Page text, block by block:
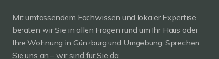
Mit umfassendem Fachwissen und lokaler Expertise
beraten wir Sie in allen Fragen rund um Ihr Haus oder
Ihre Wohnung in Günzburg und Umgebung. Sprechen
Sie uns an – wir sind für Sie da.